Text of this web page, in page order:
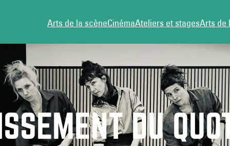
Arts de la scèneCinémaAteliers et stagesArts de
DU